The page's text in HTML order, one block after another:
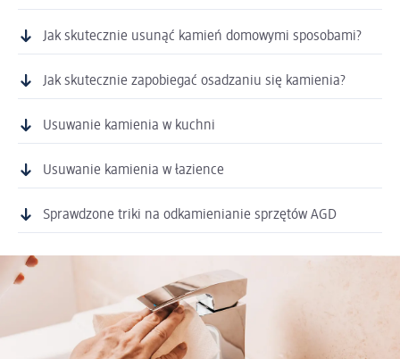
Jak skutecznie usunąć kamień domowymi sposobami?
Jak skutecznie zapobiegać osadzaniu się kamienia?
Usuwanie kamienia w kuchni
Usuwanie kamienia w łazience
Sprawdzone triki na odkamienianie sprzętów AGD